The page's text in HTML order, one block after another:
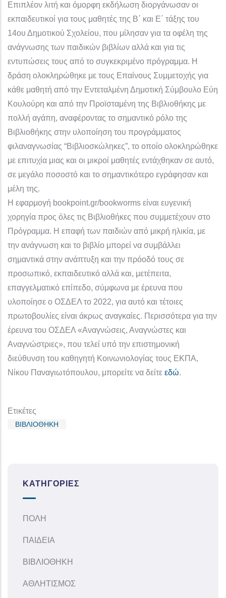
Επιπλέον λιτή και όμορφη εκδήλωση διοργάνωσαν οι
εκπαιδευτικοί για τους μαθητές της Β΄ και Ε΄ τάξης του
14ου Δημοτικού Σχολείου, που μίλησαν για τα οφέλη της
ανάγνωσης των παιδικών βιβλίων αλλά και για τις
εντυπώσεις τους από το συγκεκριμένο πρόγραμμα. Η
δράση ολοκληρώθηκε με τους Επαίνους Συμμετοχής για
κάθε μαθητή από την Εντεταλμένη Δημοτική Σύμβουλο Εύη
Κουλούρη και από την Προϊσταμένη της Βιβλιοθήκης με
πολλή αγάπη, αναφέροντας το σημαντικό ρόλο της
Βιβλιοθήκης στην υλοποίηση του προγράμματος
φιλαναγνωσίας “Βιβλιοσκώληκες”, το οποίο ολοκληρώθηκε
με επιτυχία μιας και οι μικροί μαθητές εντάχθηκαν σε αυτό,
σε μεγάλο ποσοστό και το σημαντικότερο εγράφησαν και
μέλη της.
Η εφαρμογή bookpoint.gr/bookworms είναι ευγενική
χορηγία προς όλες τις Βιβλιοθήκες που συμμετέχουν στο
Πρόγραμμα. Η επαφή των παιδιών από μικρή ηλικία, με
την ανάγνωση και το βιβλίο μπορεί να συμβάλλει
σημαντικά στην ανάπτυξη και την πρόοδό τους σε
προσωπικό, εκπαιδευτικό αλλά και, μετέπειτα,
επαγγελματικό επίπεδο, σύμφωνα με έρευνα που
υλοποίησε ο ΟΣΔΕΛ το 2022, για αυτό και τέτοιες
πρωτοβουλίες είναι άκρως αναγκαίες. Περισσότερα για την
έρευνα του ΟΣΔΕΛ «Αναγνώσεις, Αναγνώστες και
Αναγνώστριες», που τελεί υπό την επιστημονική
διεύθυνση του καθηγητή Κοινωνιολογίας τους ΕΚΠΑ,
Νίκου Παναγιωτόπουλου, μπορείτε να δείτε εδώ.
Ετικέτες
ΒΙΒΛΙΟΘΗΚΗ
ΚΑΤΗΓΟΡΊΕΣ
ΠΟΛΗ
ΠΑΙΔΕΙΑ
ΒΙΒΛΙΟΘΗΚΗ
ΑΘΛΗΤΙΣΜΟΣ